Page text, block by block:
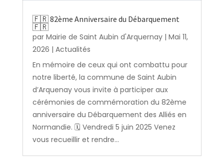
🇫🇷 82ème Anniversaire du Débarquement
🇫🇷
par Mairie de Saint Aubin d'Arquernay| Mai 11,
2026 | Actualités
En mémoire de ceux qui ont combattu pour
notre liberté, la commune de Saint Aubin
d’Arquenay vous invite à participer aux
cérémonies de commémoration du 82ème
anniversaire du Débarquement des Alliés en
Normandie. 🗓️ Vendredi 5 juin 2025 Venez
vous recueillir et rendre...